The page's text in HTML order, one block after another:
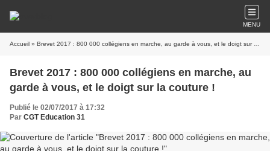
MENU
Accueil » Brevet 2017 : 800 000 collégiens en marche, au garde à vous, et le doigt sur la couture !
Brevet 2017 : 800 000 collégiens en marche, au
garde à vous, et le doigt sur la couture !
Publié le 02/07/2017 à 17:32
Par CGT Education 31